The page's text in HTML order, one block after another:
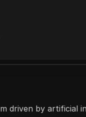
器
driven by artificial